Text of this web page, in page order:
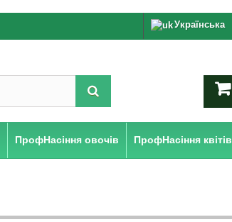
Українська
ПрофНасіння овочів ПрофНасіння квітів